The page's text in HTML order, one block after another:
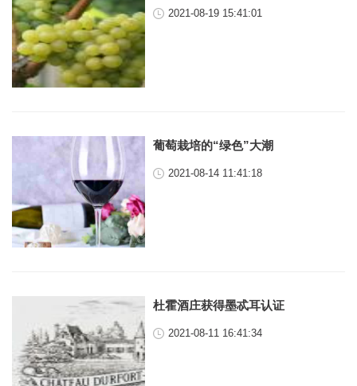
2021-08-19 15:41:01
葡萄栽培的“绿色”大潮
2021-08-14 11:41:18
杜霍酒庄获得墨忒耳认证
2021-08-11 16:41:34